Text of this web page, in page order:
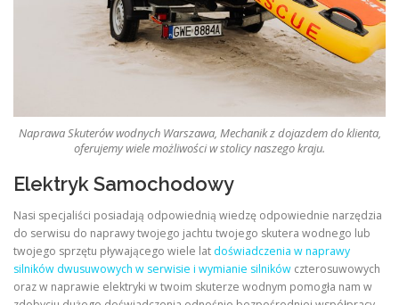
Naprawa Skuterów wodnych Warszawa, Mechanik z dojazdem do klienta,
oferujemy wiele możliwości w stolicy naszego kraju.
Elektryk Samochodowy
Nasi specjaliści posiadają odpowiednią wiedzę odpowiednie narzędzia
do serwisu do naprawy twojego jachtu twojego skutera wodnego lub
twojego sprzętu pływającego wiele lat doświadczenia w naprawy
silników dwusuwowych w serwisie i wymianie silników czterosuwowych
oraz w naprawie elektryki w twoim skuterze wodnym pomogła nam w